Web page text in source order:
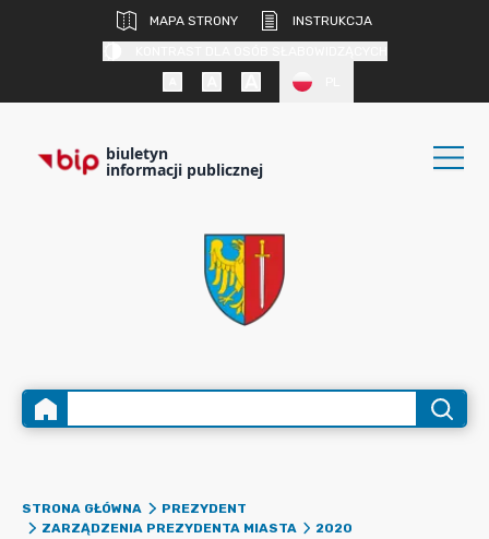
MAPA STRONY
INSTRUKCJA
biuletyn
informacji publicznej
STRONA GŁÓWNA
PREZYDENT
ZARZĄDZENIA PREZYDENTA MIASTA
2020